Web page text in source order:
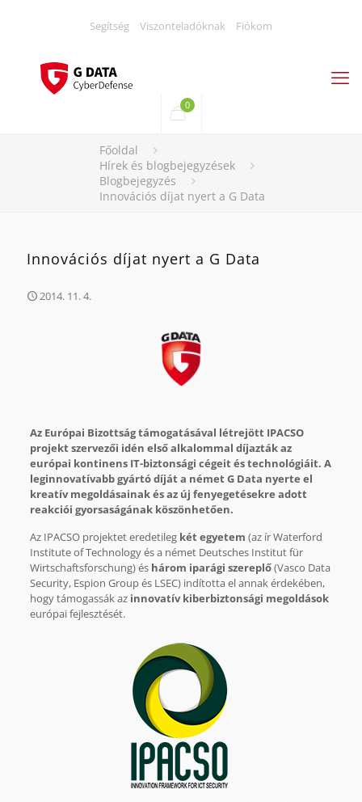
Segítség Viszonteladóknak Fiókom
0
Főoldal
Hírek és blogbejegyzések
Blogbejegyzés
Innovációs díjat nyert a G Data
Innovációs díjat nyert a G Data
2014. 11. 4.
Az Európai Bizottság támogatásával létrejött IPACSO
projekt szervezői idén első alkalommal díjazták az
európai kontinens IT-biztonsági cégeit és technológiáit. A
leginnovatívabb gyártó díját a német G Data nyerte el
kreatív megoldásainak és az új fenyegetésekre adott
reakciói gyorsaságának köszönhetően.
Az IPACSO projektet eredetileg két egyetem (az ír Waterford
Institute of Technology és a német Deutsches Institut für
Wirtschaftsforschung) és három iparági szereplő(Vasco Data
Security, Espion Group és LSEC) indította el annak érdekében,
hogy támogassák az innovatív kiberbiztonsági megoldások
európai fejlesztését.